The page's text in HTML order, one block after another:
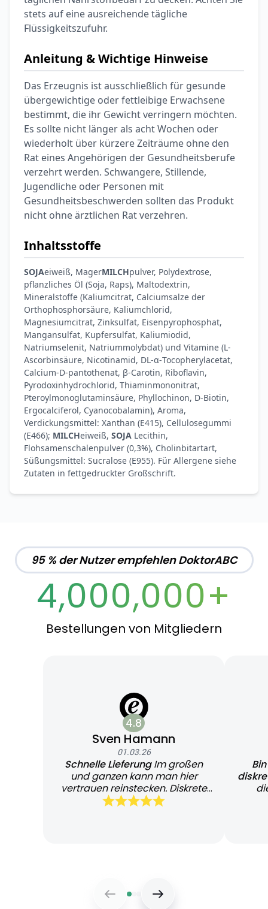
stets auf eine ausreichende tägliche
Flüssigkeitszufuhr.
Anleitung & Wichtige Hinweise
Das Erzeugnis ist ausschließlich für gesunde
übergewichtige oder fettleibige Erwachsene
bestimmt, die ihr Gewicht verringern möchten.
Es sollte nicht länger als acht Wochen oder
wiederholt über kürzere Zeiträume ohne den
Rat eines Angehörigen der Gesundheitsberufe
verzehrt werden. Schwangere, Stillende,
Jugendliche oder Personen mit
Gesundheitsbeschwerden sollten das Produkt
nicht ohne ärztlichen Rat verzehren.
Inhaltsstoffe
SOJAeiweiß, MagerMILCHpulver, Polydextrose,
pflanzliches Öl (Soja, Raps), Maltodextrin,
Mineralstoffe (Kaliumcitrat, Calciumsalze der
Orthophosphorsäure, Kaliumchlorid,
Magnesiumcitrat, Zinksulfat, Eisenpyrophosphat,
Mangansulfat, Kupfersulfat, Kaliumiodid,
Natriumselenit, Natriummolybdat) und Vitamine (L-
Ascorbinsäure, Nicotinamid, DL-α-Tocopherylacetat,
Calcium-D-pantothenat, β-Carotin, Riboflavin,
Pyrodoxinhydrochlorid, Thiaminmononitrat,
Pteroylmonoglutaminsäure, Phyllochinon, D-Biotin,
Ergocalciferol, Cyanocobalamin), Aroma,
Verdickungsmittel: Xanthan (E415), Cellulosegummi
(E466); MILCHeiweiß, SOJA Lecithin,
Flohsamenschalenpulver (0,3%), Cholinbitartart,
Süßungsmittel: Sucralose (E955). Für Allergene siehe
Zutaten in fettgedruckter Großschrift.
95 % der Nutzer empfehlen DoktorABC
4,000,000+
Bestellungen von Mitgliedern
4.8
Sven Hamann
01.03.26
Schnelle LieferungIm großen
und ganzen kann man hier
vertrauen reinstecken. Diskrete
und schnelle Lieferung